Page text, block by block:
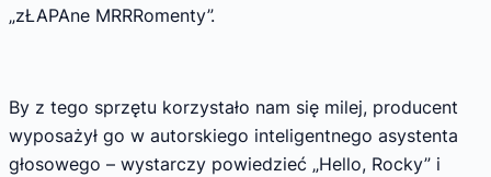
„zŁAPAne MRRRomenty”.
By z tego sprzętu korzystało nam się milej, producent
wyposażył go w autorskiego inteligentnego asystenta
głosowego – wystarczy powiedzieć „Hello, Rocky” i